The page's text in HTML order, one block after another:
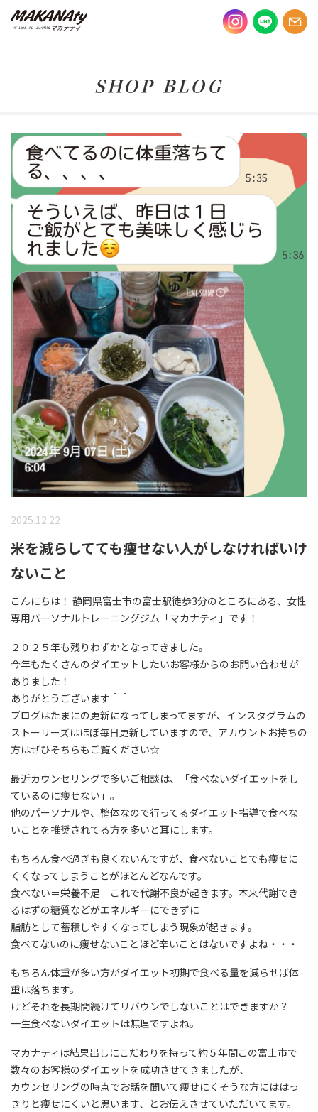
SHOP BLOG
2025.12.22
米を減らしてても痩せない人がしなければいけ
ないこと
こんにちは！ 静岡県富士市の富士駅徒歩3分のところにある、女性
専用パーソナルトレーニングジム「マカナティ」です！
２０２５年も残りわずかとなってきました。
今年もたくさんのダイエットしたいお客様からのお問い合わせが
ありました！
ありがとうございます＾＾
ブログはたまにの更新になってしまってますが、インスタグラムの
ストーリーズはほぼ毎日更新していますので、アカウントお持ちの
方はぜひそちらもご覧ください☆
最近カウンセリングで多いご相談は、「食べないダイエットをし
ているのに痩せない」。
他のパーソナルや、整体なので行ってるダイエット指導で食べな
いことを推奨されてる方を多いと耳にします。
もちろん食べ過ぎも良くないんですが、食べないことでも痩せに
くくなってしまうことがほとんどなんです。
食べない＝栄養不足 これで代謝不良が起きます。本来代謝でき
るはずの糖質などがエネルギーにできずに
脂肪として蓄積しやすくなってしまう現象が起きます。
食べてないのに痩せないことほど辛いことはないですよね・・・
もちろん体重が多い方がダイエット初期で食べる量を減らせば体
重は落ちます。
けどそれを長期間続けてリバウンでしないことはできますか？
一生食べないダイエットは無理ですよね。
マカナティは結果出しにこだわりを持って約５年間この富士市で
数々のお客様のダイエットを成功させてきましたが、
カウンセリングの時点でお話を聞いて痩せにくそうな方にははっ
きりと痩せにくいと思います、とお伝えさせていただいてます。